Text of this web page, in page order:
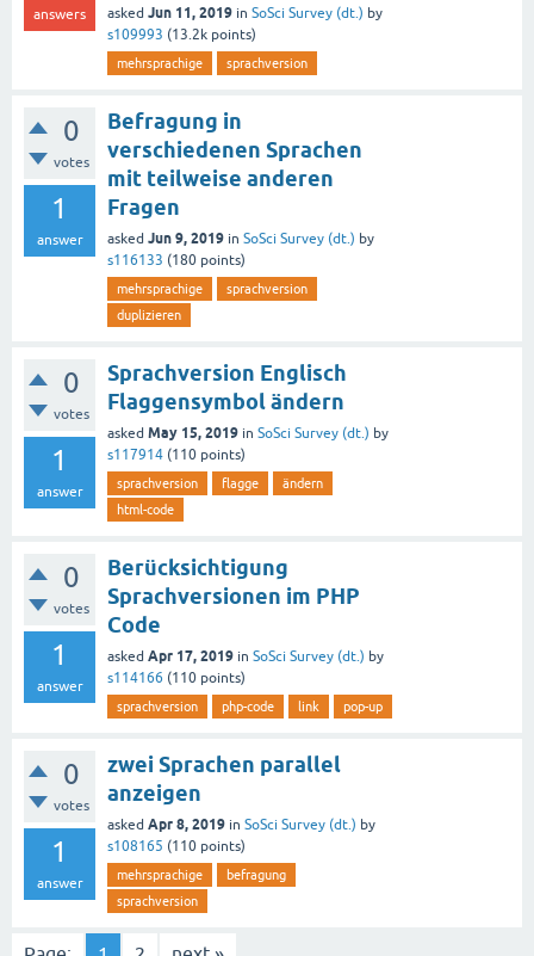
answers asked Jun 11, 2019 in SoSci Survey (dt.) by
s109993 (13.2k points)
mehrsprachige sprachversion
0
votes
1
answer
Befragung in
verschiedenen Sprachen
mit teilweise anderen
Fragen
asked Jun 9, 2019 in SoSci Survey (dt.) by
s116133 (180 points)
mehrsprachige
sprachversion
duplizieren
0
votes
1
answer
Sprachversion Englisch
Flaggensymbol ändern
asked May 15, 2019 in SoSci Survey (dt.) by
s117914 (110 points)
sprachversion flagge
ändern
html-code
0
votes
1
answer
Berücksichtigung
Sprachversionen im PHP
Code
asked Apr 17, 2019 in SoSci Survey (dt.) by
s114166 (110 points)
sprachversion php-code link pop-up
0
votes
1
answer
zwei Sprachen parallel
anzeigen
asked Apr 8, 2019 in SoSci Survey (dt.) by
s108165 (110 points)
mehrsprachige
befragung
sprachversion